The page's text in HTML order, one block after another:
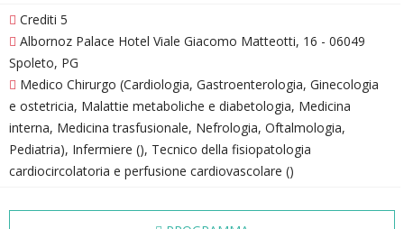
Crediti 5
Albornoz Palace Hotel Viale Giacomo Matteotti, 16 - 06049
Spoleto, PG
Medico Chirurgo (Cardiologia, Gastroenterologia, Ginecologia
e ostetricia, Malattie metaboliche e diabetologia, Medicina
interna, Medicina trasfusionale, Nefrologia, Oftalmologia,
Pediatria), Infermiere (), Tecnico della fisiopatologia
cardiocircolatoria e perfusione cardiovascolare ()